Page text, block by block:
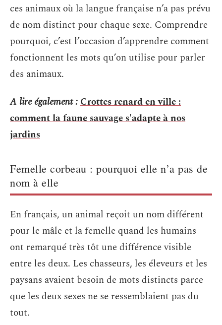
ces animaux où la langue française n’a pas prévu
de nom distinct pour chaque sexe. Comprendre
pourquoi, c’est l’occasion d’apprendre comment
fonctionnent les mots qu’on utilise pour parler
des animaux.
A lire également :Crottes renard en ville :
comment la faune sauvage s'adapte à nos
jardins
Femelle corbeau : pourquoi elle n’a pas de
nom à elle
En français, un animal reçoit un nom différent
pour le mâle et la femelle quand les humains
ont remarqué très tôt une différence visible
entre les deux. Les chasseurs, les éleveurs et les
paysans avaient besoin de mots distincts parce
que les deux sexes ne se ressemblaient pas du
tout.